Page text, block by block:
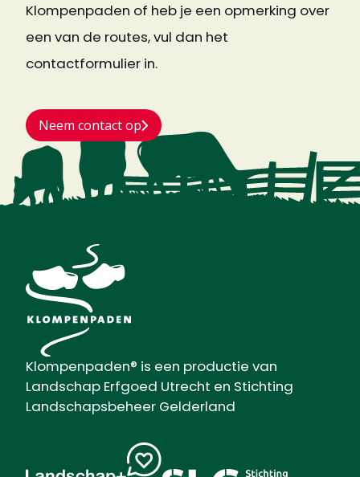
Klompenpaden of heb je een opmerking over
een van de routes, vul dan het
contactformulier in.
Neem contact op
Klompenpaden® is een productie van
Landschap Erfgoed Utrecht en Stichting
Landschapsbeheer Gelderland